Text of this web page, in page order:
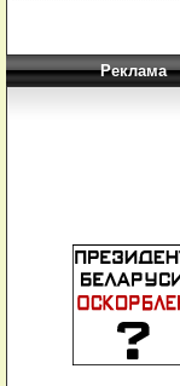
Реклама